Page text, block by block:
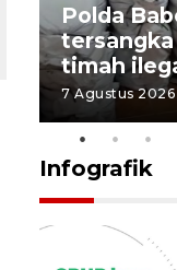
Polda
tersangka
timah
7 Agustus
Infografik